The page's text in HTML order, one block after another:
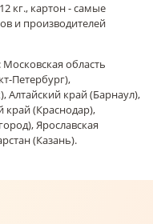
кг., картон - самые
и производителей
область
Петербург),
Алтайский край (Барнаул),
край (Краснодар),
Ярославская
(Казань).